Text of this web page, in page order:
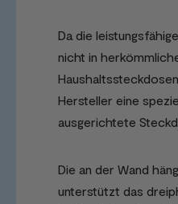
Da die
nicht in
Hersteller eine
ausgerichtete
Die an der Wand
unterstützt das